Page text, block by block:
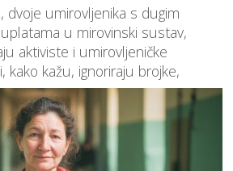
dvoje umirovljenika s dugim
u mirovinski sustav,
aktiviste i umirovljeničke
kako kažu, ignoriraju brojke,